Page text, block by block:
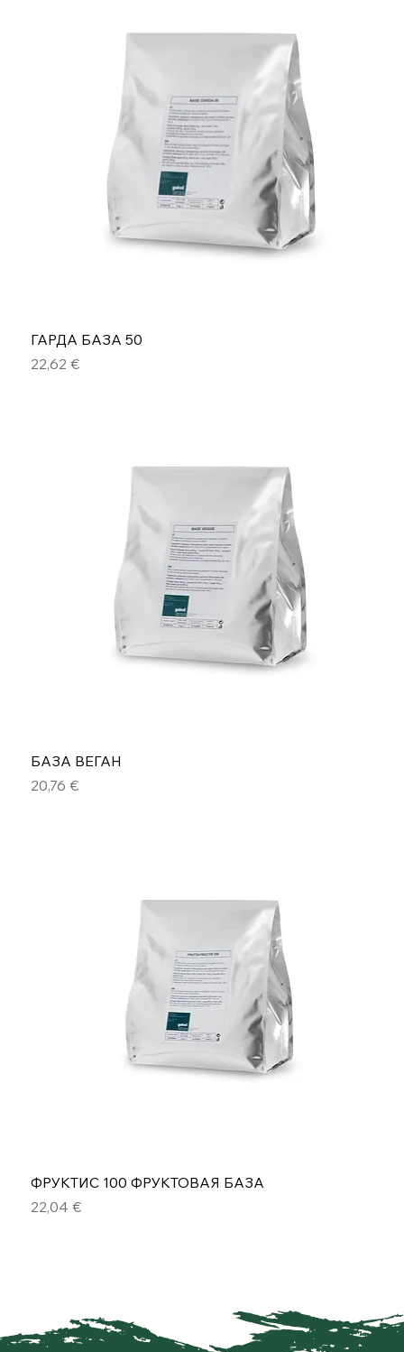
ГАРДА БАЗА 50
Цена
22,62 €
БАЗА ВЕГАН
Цена
20,76 €
ФРУКТИС 100 ФРУКТОВАЯ БАЗА
Цена
22,04 €